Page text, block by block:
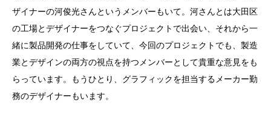
ザイナーの河俊光さんというメンバーもいて。河さんとは大田区
の工場とデザイナーをつなぐプロジェクトで出会い、それから一
緒に製品開発の仕事をしていて、今回のプロジェクトでも、製造
業とデザインの両方の視点を持つメンバーとして貴重な意見をも
らっています。もうひとり、グラフィックを担当するメーカー勤
務のデザイナーもいます。